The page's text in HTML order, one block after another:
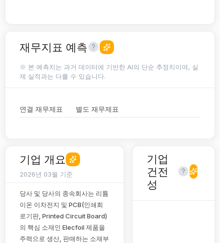
재무지표 예측
※ 본 예측치는 과거 데이터에 기반한 AI의 단순 추정치이며, 실
제 실적과는 다를 수 있습니다.
연결 재무제표 별도 재무제표
기업 개요
2026년 03월 기준
당사 및 당사의 종속회사는 리튬
이온 이차전지 및 PCB(인쇄회
로기판, Printed Circuit Board)
의 핵심 소재인 Elecfoil 제품을
주력으로 생산, 판매하는 소재부
기업
건전
성